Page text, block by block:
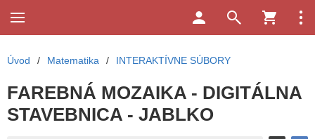
Úvod / Matematika / INTERAKTÍVNE SÚBORY
FAREBNÁ MOZAIKA - DIGITÁLNA
STAVEBNICA - JABLKO